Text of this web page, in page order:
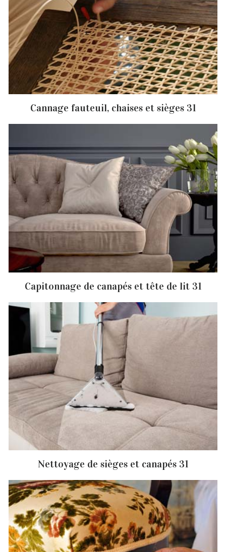
Cannage fauteuil, chaises et sièges 31
Capitonnage de canapés et tête de lit 31
Nettoyage de sièges et canapés 31